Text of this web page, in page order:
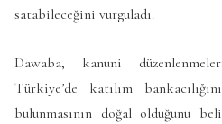
satabileceğini vurguladı.
Dawaba, kanuni
Türkiye’de katılım
bulunmasının doğal olduğunu